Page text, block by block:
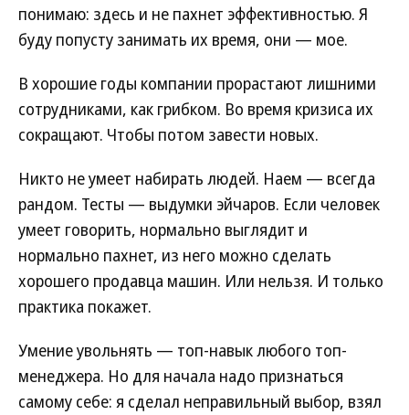
понимаю: здесь и не пахнет эффективностью. Я
буду попусту занимать их время, они — мое.
В хорошие годы компании прорастают лишними
сотрудниками, как грибком. Во время кризиса их
сокращают. Чтобы потом завести новых.
Никто не умеет набирать людей. Наем — всегда
рандом. Тесты — выдумки эйчаров. Если человек
умеет говорить, нормально выглядит и
нормально пахнет, из него можно сделать
хорошего продавца машин. Или нельзя. И только
практика покажет.
Умение увольнять — топ-навык любого топ-
менеджера. Но для начала надо признаться
самому себе: я сделал неправильный выбор, взял